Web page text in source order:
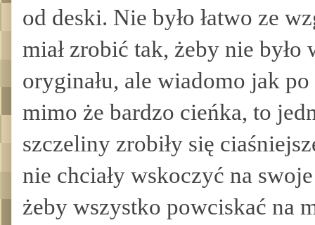
od deski. Nie było łatwo ze
miał zrobić tak, żeby nie
oryginału, ale wiadomo jak
mimo że bardzo cieńka, to
szczeliny zrobiły się
nie chciały wskoczyć na
żeby wszystko powciskać na